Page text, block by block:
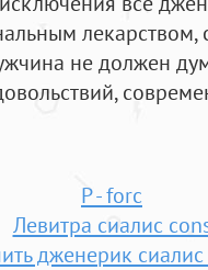
лекарством,
не должен
P - forc
Левитра сиалис
дженерик